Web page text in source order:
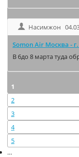
Насимжон
Somon Air Москва -
В 6до 8 марта туда
1
2
3
4
5
…